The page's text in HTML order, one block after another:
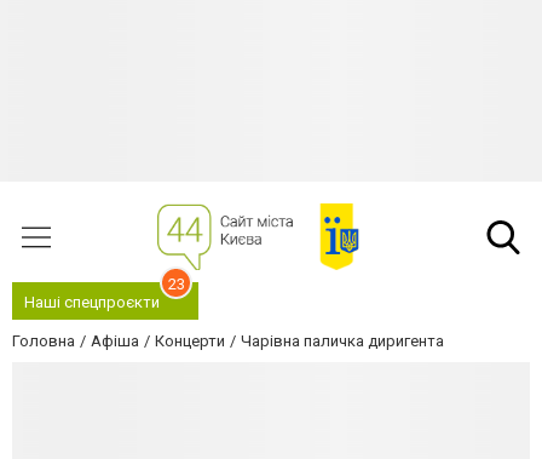
Наші спецпроєкти
23
Головна Афіша Концерти Чарівна паличка диригента